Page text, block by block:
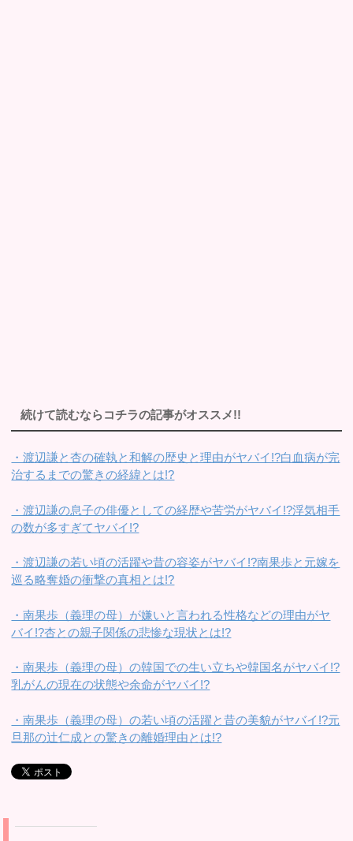
続けて読むならコチラの記事がオススメ!!
・渡辺謙と杏の確執と和解の歴史と理由がヤバイ!?白血病が完
治するまでの驚きの経緯とは!?
・渡辺謙の息子の俳優としての経歴や苦労がヤバイ!?浮気相手
の数が多すぎてヤバイ!?
・渡辺謙の若い頃の活躍や昔の容姿がヤバイ!?南果歩と元嫁を
巡る略奪婚の衝撃の真相とは!?
・南果歩（義理の母）が嫌いと言われる性格などの理由がヤ
バイ!?杏との親子関係の悲惨な現状とは!?
・南果歩（義理の母）の韓国での生い立ちや韓国名がヤバイ!?
乳がんの現在の状態や余命がヤバイ!?
・南果歩（義理の母）の若い頃の活躍と昔の美貌がヤバイ!?元
旦那の辻仁成との驚きの離婚理由とは!?